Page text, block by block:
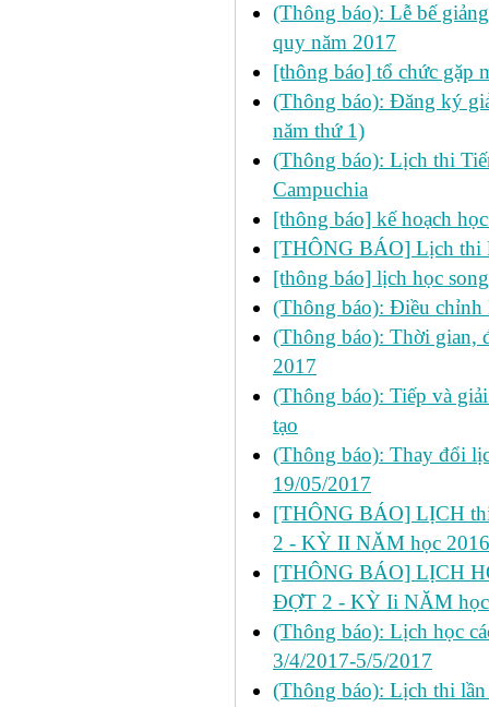
(Thông báo): Lễ bế
quy năm 2017
[thông báo] tổ chức gặp
(Thông báo): Đăng ký
năm thứ 1)
(Thông báo): Lịch thi
Campuchia
[thông báo] kế hoạch
[THÔNG BÁO] Lịch thi
[thông báo] lịch học
(Thông báo): Điều chỉnh
(Thông báo): Thời gian,
2017
(Thông báo): Tiếp và
tạo
(Thông báo): Thay đổi
19/05/2017
[THÔNG BÁO] LỊCH
2 - KỲ II NĂM học
[THÔNG BÁO] LỊCH
ĐỢT 2 - KỲ Ii NĂM
(Thông báo): Lịch học
3/4/2017-5/5/2017
(Thông báo): Lịch thi